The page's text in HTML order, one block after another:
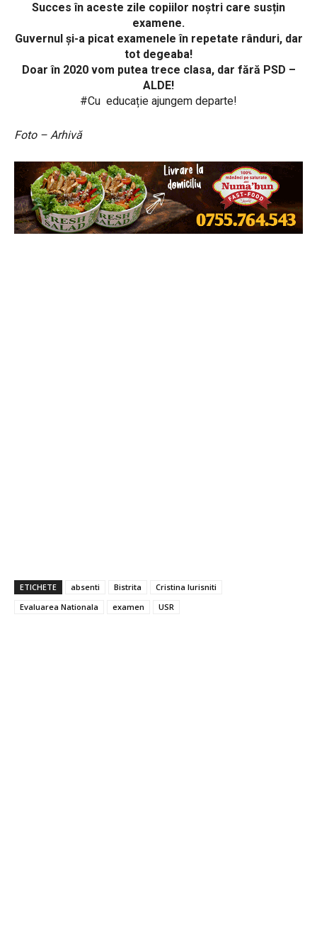
Succes în aceste zile copiilor noștri care susțin
examene.
Guvernul și-a picat examenele în repetate rânduri, dar
tot degeaba!
Doar în 2020 vom putea trece clasa, dar fără PSD –
ALDE!
#Cu educație ajungem departe!
Foto – Arhivă
ETICHETE absenti Bistrita
Cristina Iurisniti
Evaluarea Nationala
examen USR